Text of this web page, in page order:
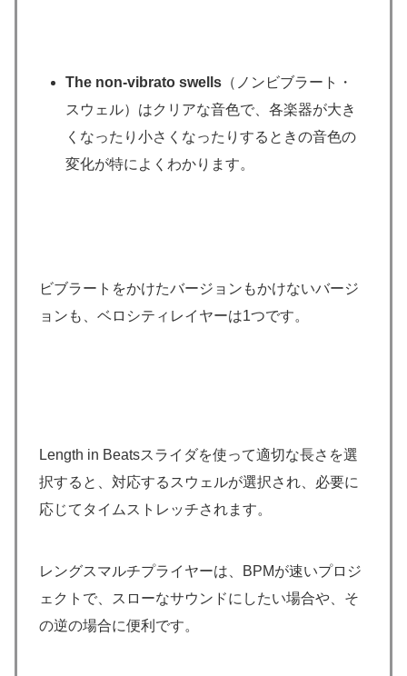
The non-vibrato swells （ノンビブラート・
スウェル）はクリアな音色で、各楽器が大き
くなったり小さくなったりするときの音色の
変化が特によくわかります。
ビブラートをかけたバージョンもかけないバージ
ョンも、ベロシティレイヤーは1つです。
Length in Beatsスライダを使って適切な長さを選
択すると、対応するスウェルが選択され、必要に
応じてタイムストレッチされます。
レングスマルチプライヤーは、BPMが速いプロジ
ェクトで、スローなサウンドにしたい場合や、そ
の逆の場合に便利です。